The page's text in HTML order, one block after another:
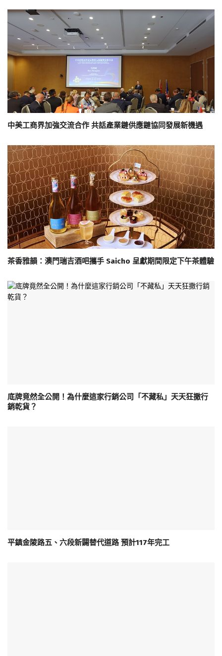
中美工商界加強交流合作 共話產業鏈供應鏈協同發展新機遇
茶香雅韻：澳門瑞吉酒吧攜手 Saicho 呈獻期間限定下午茶體驗
底牌竟然全公開！為什麼這家行銷公司「不藏私」天天狂撒行
銷乾貨？
平鎮金陵路五、六段新闢替代道路 預計117年完工